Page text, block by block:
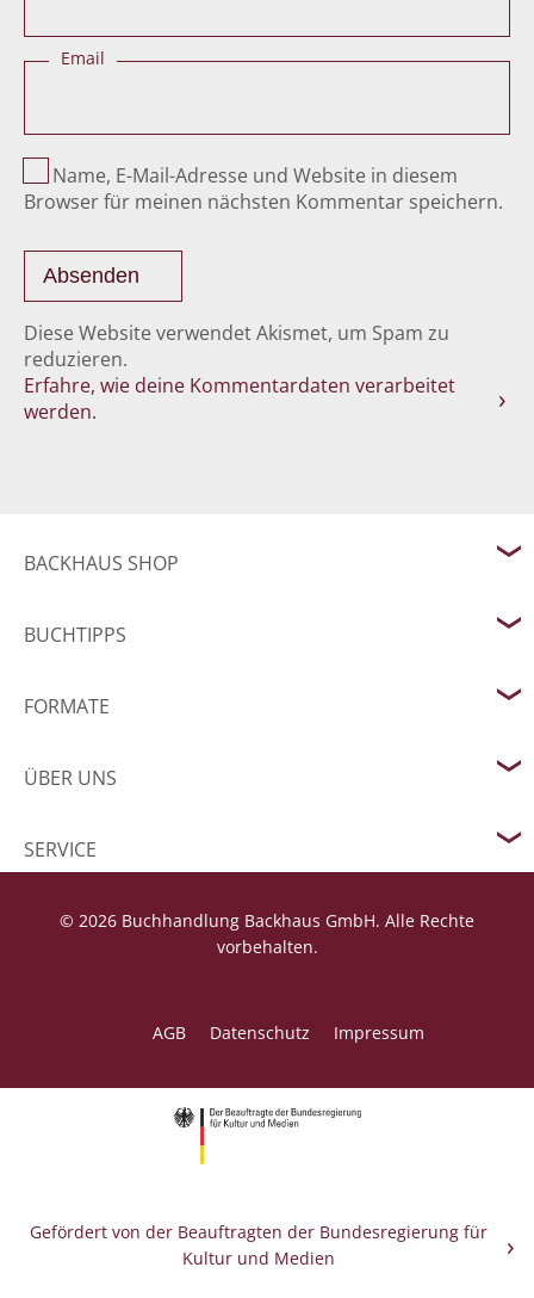
Email
Name, E-Mail-Adresse und Website in diesem
Browser für meinen nächsten Kommentar speichern.
Diese Website verwendet Akismet, um Spam zu
reduzieren.
Erfahre, wie deine Kommentardaten verarbeitet
werden.
BACKHAUS SHOP
BUCHTIPPS
FORMATE
ÜBER UNS
SERVICE
© 2026 Buchhandlung Backhaus GmbH. Alle Rechte
vorbehalten.
AGB Datenschutz Impressum
Gefördert von der Beauftragten der Bundesregierung für
Kultur und Medien